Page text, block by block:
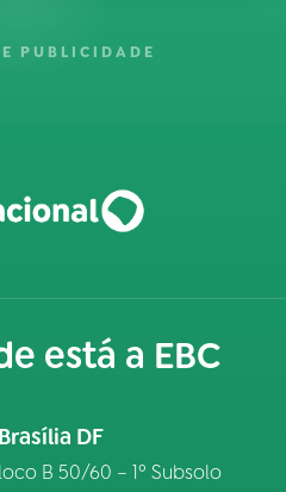
PUBLICIDADE
está a EBC
DF
B 50/60 – 1º Subsolo